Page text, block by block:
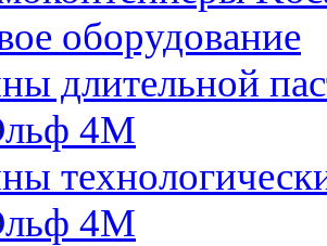
оборудование
длительной
4М
4М